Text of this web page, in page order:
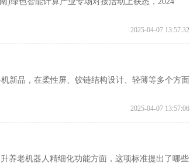
2025-04-07 13:57:32
新品，在柔性屏、铰链结构设计、轻薄等多个方面
2025-04-07 13:57:06
养老机器人精细化功能方面，这项标准提出了哪些